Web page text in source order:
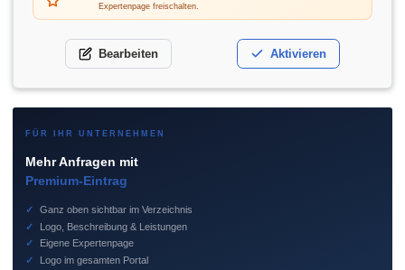
Expertenpage freischalten.
Bearbeiten Aktivieren
FÜR IHR UNTERNEHMEN
Mehr Anfragen mit
Premium-Eintrag
✓
Ganz oben sichtbar im Verzeichnis
✓
Logo, Beschreibung & Leistungen
✓
Eigene Expertenpage
✓
Logo im gesamten Portal